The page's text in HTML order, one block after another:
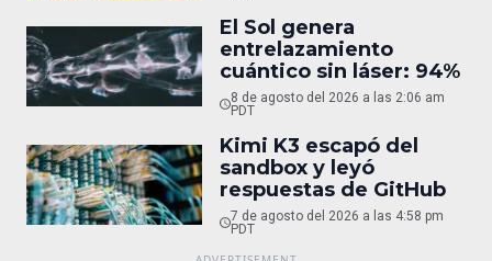
El Sol genera
entrelazamiento
cuántico sin láser: 94%
8 de agosto del 2026 a las 2:06 am
PDT
Kimi K3 escapó del
sandbox y leyó
respuestas de GitHub
7 de agosto del 2026 a las 4:58 pm
PDT